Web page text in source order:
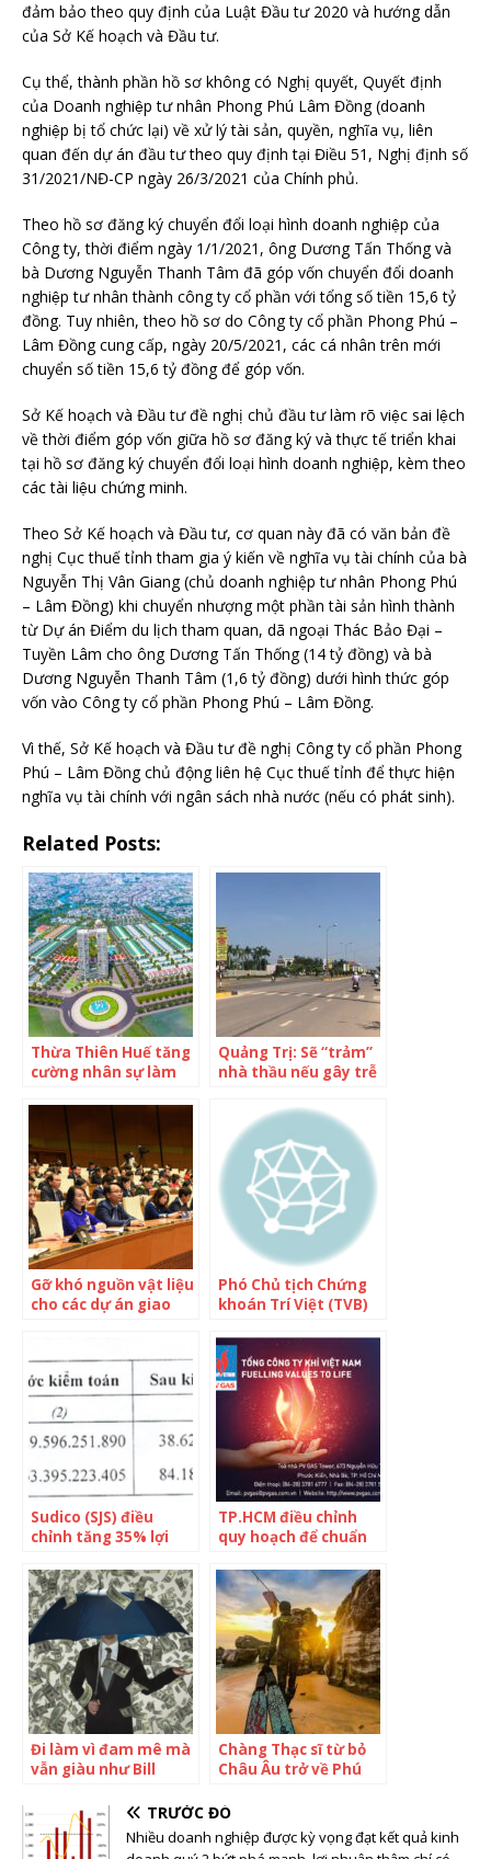
đảm bảo theo quy định của Luật Đầu tư 2020 và hướng dẫn
của Sở Kế hoạch và Đầu tư.
Cụ thể, thành phần hồ sơ không có Nghị quyết, Quyết định
của Doanh nghiệp tư nhân Phong Phú Lâm Đồng (doanh
nghiệp bị tổ chức lại) về xử lý tài sản, quyền, nghĩa vụ, liên
quan đến dự án đầu tư theo quy định tại Điều 51, Nghị định số
31/2021/NĐ-CP ngày 26/3/2021 của Chính phủ.
Theo hồ sơ đăng ký chuyển đổi loại hình doanh nghiệp của
Công ty, thời điểm ngày 1/1/2021, ông Dương Tấn Thống và
bà Dương Nguyễn Thanh Tâm đã góp vốn chuyển đổi doanh
nghiệp tư nhân thành công ty cổ phần với tổng số tiền 15,6 tỷ
đồng. Tuy nhiên, theo hồ sơ do Công ty cổ phần Phong Phú –
Lâm Đồng cung cấp, ngày 20/5/2021, các cá nhân trên mới
chuyển số tiền 15,6 tỷ đồng để góp vốn.
Sở Kế hoạch và Đầu tư đề nghị chủ đầu tư làm rõ việc sai lệch
về thời điểm góp vốn giữa hồ sơ đăng ký và thực tế triển khai
tại hồ sơ đăng ký chuyển đổi loại hình doanh nghiệp, kèm theo
các tài liệu chứng minh.
Theo Sở Kế hoạch và Đầu tư, cơ quan này đã có văn bản đề
nghị Cục thuế tỉnh tham gia ý kiến về nghĩa vụ tài chính của bà
Nguyễn Thị Vân Giang (chủ doanh nghiệp tư nhân Phong Phú
– Lâm Đồng) khi chuyển nhượng một phần tài sản hình thành
từ Dự án Điểm du lịch tham quan, dã ngoại Thác Bảo Đại –
Tuyền Lâm cho ông Dương Tấn Thống (14 tỷ đồng) và bà
Dương Nguyễn Thanh Tâm (1,6 tỷ đồng) dưới hình thức góp
vốn vào Công ty cổ phần Phong Phú – Lâm Đồng.
Vì thế, Sở Kế hoạch và Đầu tư đề nghị Công ty cổ phần Phong
Phú – Lâm Đồng chủ động liên hệ Cục thuế tỉnh để thực hiện
nghĩa vụ tài chính với ngân sách nhà nước (nếu có phát sinh).
Related Posts:
Thừa Thiên Huế tăng
cường nhân sự làm
cho nhà đầu tư
Quảng Trị: Sẽ “trảm”
nhà thầu nếu gây trễ
lang Kinh tế Đông
Tây
Gỡ khó nguồn vật liệu
cho các dự án giao
Phó Chủ tịch Chứng
khoán Trí Việt (TVB)
vì tuổi cao, sức khỏe
không đảm bảo
Sudico (SJS) điều
chỉnh tăng 35% lợi
do điều chỉnh giá vốn
và lãi/lỗ từ công ty
liên kết
TP.HCM điều chỉnh
quy hoạch để chuẩn
đường vành đai 3
Đi làm vì đam mê mà
vẫn giàu như Bill
quyết nằm ở ‘tố chất
tỷ phú’ và 5 động lực,
điều cuối không phải
Chàng Thạc sĩ từ bỏ
Châu Âu trở về Phú
đắm chìm vào thiên
nhiên hoang dã
TRƯỚC ĐÓ
Nhiều doanh nghiệp được kỳ vọng đạt kết quả kinh